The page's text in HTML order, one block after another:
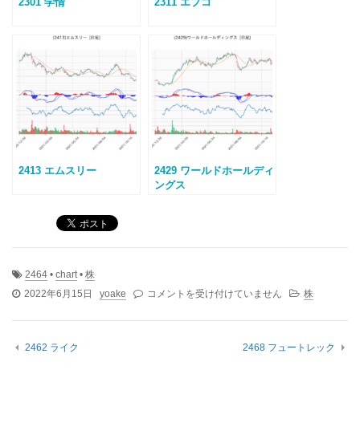
2413 エムスリー
2429 ワールドホールディ
ングス
2464 • chart • 株
2022年6月15日
yoake
2464
ジ
コメントを受け付けていません 株
2462 ライク 2468 フュートレック